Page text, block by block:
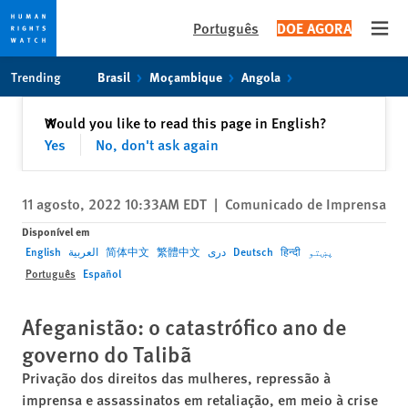
content
Português DOE AGORA
Trending Brasil Moçambique Angola
Would you like to read this page in English?
Yes
No, don't ask again
✕Fechar
11 agosto, 2022 10:33AM EDT | Comunicado de Imprensa
Disponível em
English العربية 简体中文 繁體中文 دری Deutsch हिन्दी پښتو
Português Español
Afeganistão: o catastrófico ano de
governo do Talibã
Privação dos direitos das mulheres, repressão à
imprensa e assassinatos em retaliação, em meio à crise